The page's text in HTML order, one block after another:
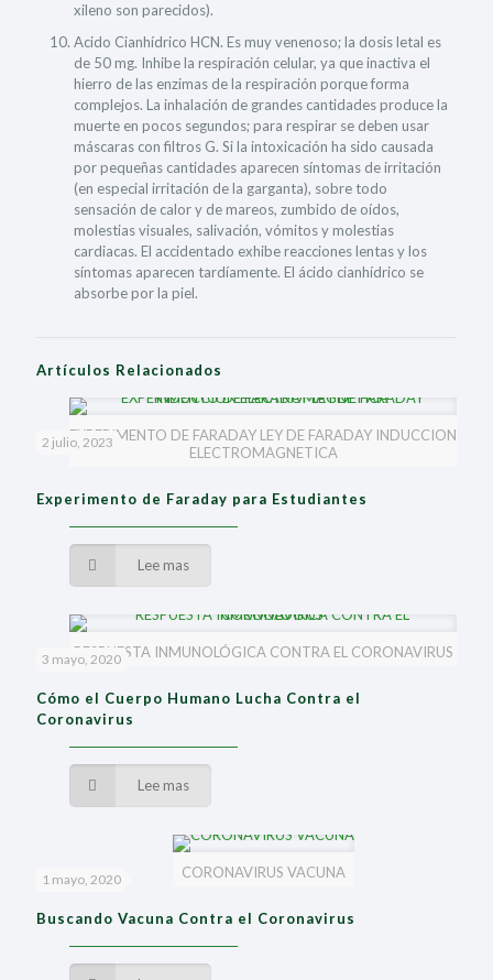
xileno son parecidos).
Acido Cianhídrico HCN. Es muy venenoso; la dosis letal es
de 50 mg. Inhibe la respiración celular, ya que inactiva el
hierro de las enzimas de la respiración porque forma
complejos. La inhalación de grandes cantidades produce la
muerte en pocos segundos; para respirar se deben usar
máscaras con filtros G. Si la intoxicación ha sido causada
por pequeñas cantidades aparecen síntomas de irritación
(en especial irritación de la garganta), sobre todo
sensación de calor y de mareos, zumbido de oídos,
molestias visuales, salivación, vómitos y molestias
cardiacas. El accidentado exhibe reacciones lentas y los
síntomas aparecen tardíamente. El ácido cianhídrico se
absorbe por la piel.
Artículos Relacionados
EXPERIMENTO DE FARADAY LEY DE FARADAY INDUCCION
ELECTROMAGNETICA
2 julio, 2023
Experimento de Faraday para Estudiantes
Lee mas
RESPUESTA INMUNOLÓGICA CONTRA EL CORONAVIRUS
3 mayo, 2020
Cómo el Cuerpo Humano Lucha Contra el
Coronavirus
Lee mas
CORONAVIRUS VACUNA
1 mayo, 2020
Buscando Vacuna Contra el Coronavirus